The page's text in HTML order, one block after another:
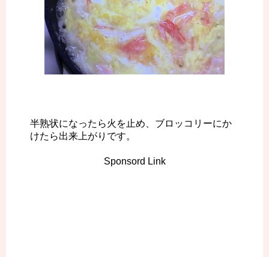
半熟状になったら火を止め、ブロッコリーにか
けたら出来上がりです。
Sponsord Link